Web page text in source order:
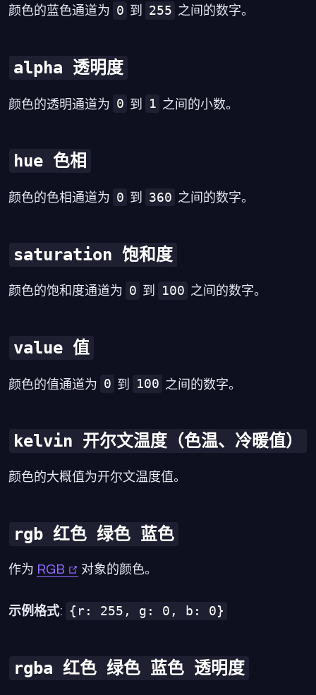
颜色的蓝色通道为 0 到 255 之间的数字。
alpha 透明度
颜色的透明通道为 0 到 1 之间的小数。
hue 色相
颜色的色相通道为 0 到 360 之间的数字。
saturation 饱和度
颜色的饱和度通道为 0 到 100 之间的数字。
value 值
颜色的值通道为 0 到 100 之间的数字。
kelvin 开尔文温度（色温、冷暖值）
颜色的大概值为开尔文温度值。
rgb 红色 绿色 蓝色
作为 RGB 对象的颜色。
示例格式: {r: 255, g: 0, b: 0}
rgba 红色 绿色 蓝色 透明度